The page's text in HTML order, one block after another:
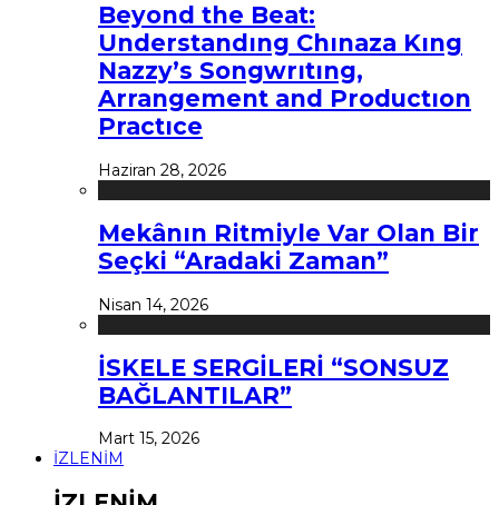
Beyond the Beat:
Understandıng Chınaza Kıng
Nazzy’s Songwrıtıng,
Arrangement and Productıon
Practıce
Haziran 28, 2026
Mekânın Ritmiyle Var Olan Bir
Seçki “Aradaki Zaman”
Nisan 14, 2026
İSKELE SERGİLERİ “SONSUZ
BAĞLANTILAR”
Mart 15, 2026
İZLENİM